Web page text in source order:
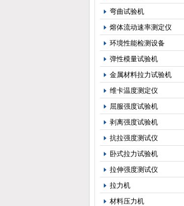
弯曲试验机
熔体流动速率测定仪
环境性能检测设备
弹性模量试验机
金属材料拉力试验机
维卡温度测定仪
屈服强度试验机
剥离强度试验机
抗拉强度测试仪
卧式拉力试验机
拉伸强度测试仪
拉力机
材料压力机